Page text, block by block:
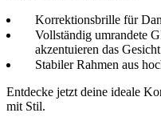
Korrektionsbrille für
Vollständig umrandete
akzentuieren das Gesicht
Stabiler Rahmen aus
Entdecke jetzt deine ideale
mit Stil.